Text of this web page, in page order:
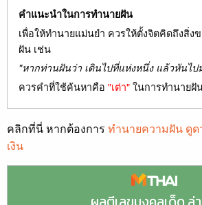
คำแนะนำในการทำนายฝัน
เพื่อให้ทำนายแม่นยำ ควรให้ตั้งจิตคิดถึงสิ่ง
ฝัน เช่น
"หากท่านฝันว่า เดินไปที่แห่งหนึ่ง แล้วหันไป
ควรคำที่ใช้ค้นหาคือ "เต่า"ในการทำนายฝั
คลิกที่นี่ หากต้องการ ทำนายความฝัน ดูด
เงิน